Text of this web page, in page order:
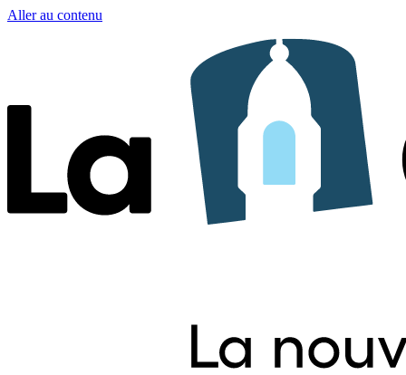
Aller au contenu